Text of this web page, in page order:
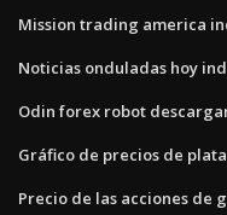
Mission trading america
Noticias onduladas hoy
Odin forex robot
Gráfico de precios de
Precio de las acciones de